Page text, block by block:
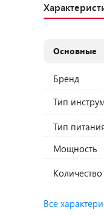
Основные
Бренд
Тип
Тип
Мощность
Все